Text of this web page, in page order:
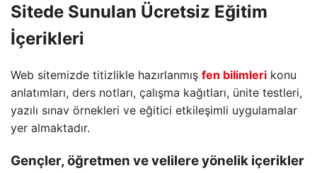
Sitede Sunulan Ücretsiz Eğitim
İçerikleri
Web sitemizde titizlikle hazırlanmış fen bilimleri konu
anlatımları, ders notları, çalışma kağıtları, ünite testleri,
yazılı sınav örnekleri ve eğitici etkileşimli uygulamalar
yer almaktadır.
Gençler, öğretmen ve velilere yönelik içerikler